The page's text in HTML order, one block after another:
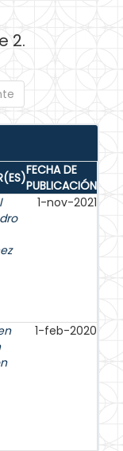
2.
FECHA DE
PUBLICACIÓN
1-nov-2021
1-feb-2020